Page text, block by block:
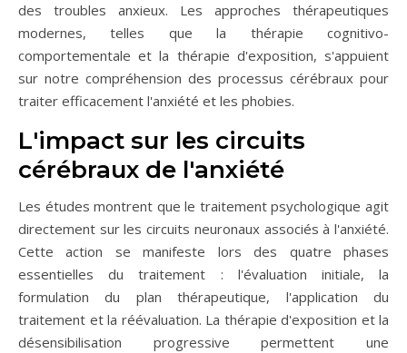
des troubles anxieux. Les approches thérapeutiques
modernes, telles que la thérapie cognitivo-
comportementale et la thérapie d'exposition, s'appuient
sur notre compréhension des processus cérébraux pour
traiter efficacement l'anxiété et les phobies.
L'impact sur les circuits
cérébraux de l'anxiété
Les études montrent que le traitement psychologique agit
directement sur les circuits neuronaux associés à l'anxiété.
Cette action se manifeste lors des quatre phases
essentielles du traitement : l'évaluation initiale, la
formulation du plan thérapeutique, l'application du
traitement et la réévaluation. La thérapie d'exposition et la
désensibilisation progressive permettent une